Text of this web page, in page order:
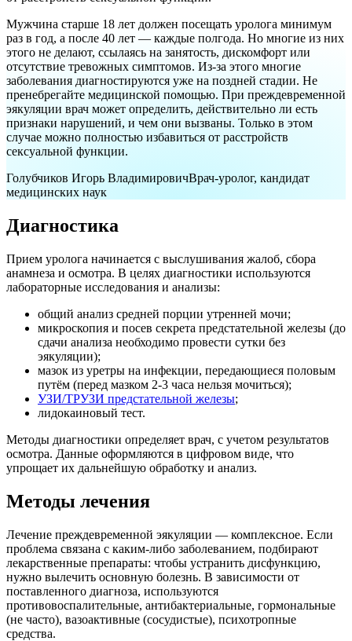
Мужчина старше 18 лет должен посещать уролога минимум
раз в год, а после 40 лет — каждые полгода. Но многие из них
этого не делают, ссылаясь на занятость, дискомфорт или
отсутствие тревожных симптомов. Из-за этого многие
заболевания диагностируются уже на поздней стадии. Не
пренебрегайте медицинской помощью. При преждевременной
эякуляции врач может определить, действительно ли есть
признаки нарушений, и чем они вызваны. Только в этом
случае можно полностью избавиться от расстройств
сексуальной функции.
Голубчиков Игорь ВладимировичВрач-уролог, кандидат
медицинских наук
Диагностика
Прием уролога начинается с выслушивания жалоб, сбора
анамнеза и осмотра. В целях диагностики используются
лабораторные исследования и анализы:
общий анализ средней порции утренней мочи;
микроскопия и посев секрета предстательной железы (до
сдачи анализа необходимо провести сутки без
эякуляции);
мазок из уретры на инфекции, передающиеся половым
путём (перед мазком 2-3 часа нельзя мочиться);
УЗИ/ТРУЗИ предстательной железы;
лидокаиновый тест.
Методы диагностики определяет врач, с учетом результатов
осмотра. Данные оформляются в цифровом виде, что
упрощает их дальнейшую обработку и анализ.
Методы лечения
Лечение преждевременной эякуляции — комплексное. Если
проблема связана с каким-либо заболеванием, подбирают
лекарственные препараты: чтобы устранить дисфункцию,
нужно вылечить основную болезнь. В зависимости от
поставленного диагноза, используются
противовоспалительные, антибактериальные, гормональные
(не часто), вазоактивные (сосудистые), психотропные
средства.